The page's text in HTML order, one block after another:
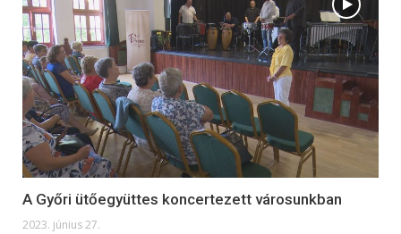
A Győri ütőegyüttes koncertezett városunkban
2023. június 27.